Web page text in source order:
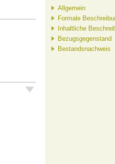
Allgemein
Formale
Inhaltliche
Bezugsgegenstand
Bestandsnachweis